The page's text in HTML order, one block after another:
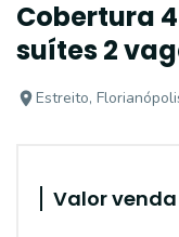
Cobertura
suítes 2
Estreito,
Valor venda